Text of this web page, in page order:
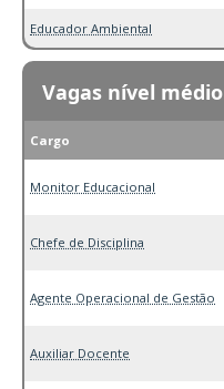
Educador Ambiental
Vagas nível médio
Cargo
Monitor Educacional
Chefe de Disciplina
Agente Operacional de Gestão
Auxiliar Docente